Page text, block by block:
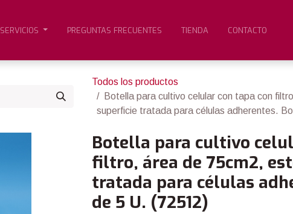
SERVICIOS PREGUNTAS FRECUENTES TIENDA CONTACTO
Todos los productos
Botella para cultivo celular con tapa con
superficie tratada para células adherentes.
Botella para cultivo
filtro, área de 75cm2,
tratada para células
de 5 U. (72512)